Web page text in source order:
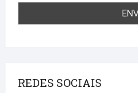
REDES SOCIAIS